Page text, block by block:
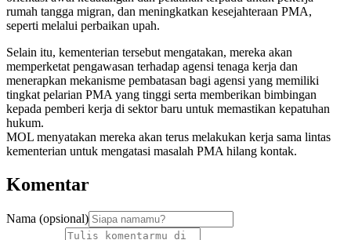
rumah tangga migran, dan meningkatkan kesejahteraan PMA,
seperti melalui perbaikan upah.
Selain itu, kementerian tersebut mengatakan, mereka akan
memperketat pengawasan terhadap agensi tenaga kerja dan
menerapkan mekanisme pembatasan bagi agensi yang memiliki
tingkat pelarian PMA yang tinggi serta memberikan bimbingan
kepada pemberi kerja di sektor baru untuk memastikan kepatuhan
hukum.
MOL menyatakan mereka akan terus melakukan kerja sama lintas
kementerian untuk mengatasi masalah PMA hilang kontak.
Komentar
Nama (opsional)